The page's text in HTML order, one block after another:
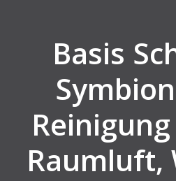
Basis
Raumluft,